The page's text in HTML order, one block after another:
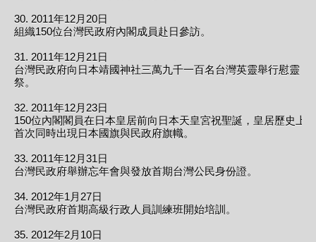
30. 2011年12月20日
組織150位台灣民政府內閣成員赴日參訪。
31. 2011年12月21日
台灣民政府向日本靖國神社三萬九千一百名台灣英靈舉行慰靈
祭。
32. 2011年12月23日
150位內閣閣員在日本皇居前向日本天皇宮祝聖誕，皇居歷史上
首次同時出現日本國旗與民政府旗幟。
33. 2011年12月31日
台灣民政府舉辦忘年會與發放首期台灣公民身份證。
34. 2012年1月27日
台灣民政府首期高級行政人員訓練班開始培訓。
35. 2012年2月10日